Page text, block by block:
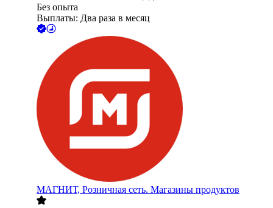
Без опыта
Выплаты: Два раза в месяц
МАГНИТ, Розничная сеть. Магазины продуктов